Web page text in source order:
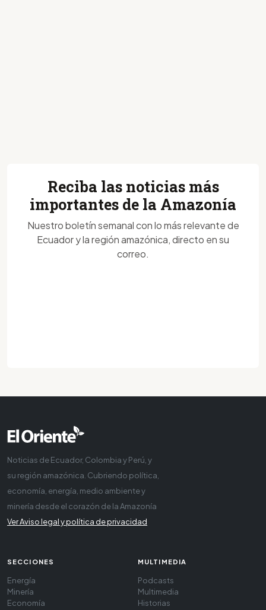
Reciba las noticias más
importantes de la Amazonía
Nuestro boletín semanal con lo más relevante de
Ecuador y la región amazónica, directo en su
correo.
Noticias de Ecuador, Colombia y Perú, y
su región amazónica. Cubriendo política,
economía, energía, medio ambiente y
minería desde el corazón de la Amazonía
Ver Aviso legal y política de privacidad
SECCIONES
Energía
Minería
Economía
MULTIMEDIA
Podcasts
Multimedia
Historias